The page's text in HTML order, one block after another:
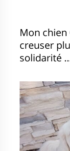
Mon
creuser
solidarité